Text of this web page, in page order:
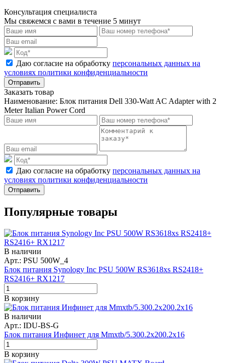
Консультация специалиста
Мы свяжемся с вами в течение 5 минут
Даю согласие на обработку персональных данных на
условиях политики конфиденциальности
Отправить
Заказать товар
Наименование: Блок питания Dell 330-Watt AC Adapter with 2
Meter Italian Power Cord
Даю согласие на обработку персональных данных на
условиях политики конфиденциальности
Отправить
Популярные товары
В наличии
Арт.: PSU 500W_4
Блок питания Synology Inc PSU 500W RS3618xs RS2418+
RS2416+ RX1217
В корзину
В наличии
Арт.: IDU-BS-G
Блок питания Инфинет для Mmxtb/5.300.2x200.2x16
В корзину